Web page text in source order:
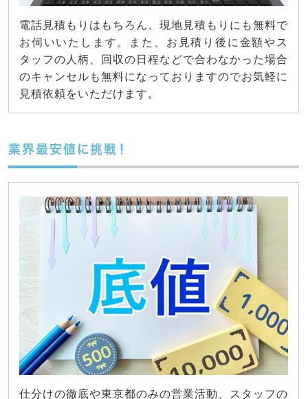
電話見積もりはもちろん、現地見積もりにも無料で
お伺いいたします。また、お見積り後に金額やス
タッフの人柄、回収の日程などで合わなかった場合
のキャンセルも無料になっておりますのでお気軽に
見積依頼をいただけます。
業界最安値に挑戦！
仕分けの徹底や東京都のみの営業活動、スタッフの